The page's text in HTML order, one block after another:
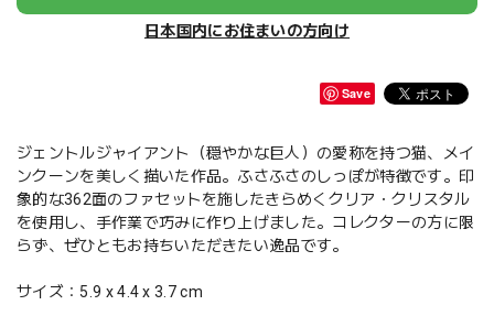
日本国内にお住まいの方向け
Save
ジェントルジャイアント（穏やかな巨人）の愛称を持つ猫、メイ
ンクーンを美しく描いた作品。ふさふさのしっぽが特徴です。印
象的な362面のファセットを施したきらめくクリア・クリスタル
を使用し、手作業で巧みに作り上げました。コレクターの方に限
らず、ぜひともお持ちいただきたい逸品です。
サイズ：5.9 x 4.4 x 3.7 cm